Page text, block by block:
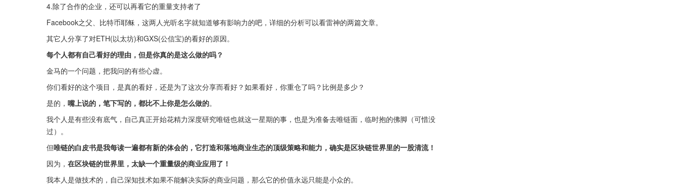
4.除了合作的企业，还可以再看它的重量支持者了
Facebook之父、比特币耶稣，这两人光听名字就知道够有影响力的吧，详细的分析可以看雷神的两篇文章。
其它人分享了对ETH(以太坊)和GXS(公信宝)的看好的原因。
每个人都有自己看好的理由，但是你真的是这么做的吗？
金马的一个问题，把我问的有些心虚。
你们看好的这个项目，是真的看好，还是为了这次分享而看好？如果看好，你重仓了吗？比例是多少？
是的， 嘴上说的，笔下写的，都比不上你是怎么做的。
我个人是有些没有底气，自己真正开始花精力深度研究唯链也就这一星期的事，也是为准备去唯链面，临时抱的佛脚（可惜没
过）。
但唯链的白皮书是我每读一遍都有新的体会的，它打造和落地商业生态的顶级策略和能力，确实是区块链世界里的一股清流！
因为， 在区块链的世界里，太缺一个重量级的商业应用了！
我本人是做技术的，自己深知技术如果不能解决实际的商业问题，那么它的价值永远只能是小众的。